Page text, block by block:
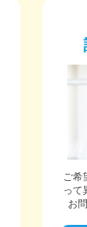
ご希
って
お